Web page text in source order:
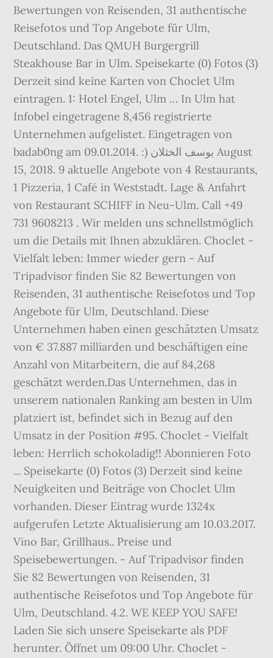
Bewertungen von Reisenden, 31 authentische
Reisefotos und Top Angebote für Ulm,
Deutschland. Das QMUH Burgergrill
Steakhouse Bar in Ulm. Speisekarte (0) Fotos (3)
Derzeit sind keine Karten von Choclet Ulm
eintragen. 1: Hotel Engel, Ulm … In Ulm hat
Infobel eingetragene 8,456 registrierte
Unternehmen aufgelistet. Eingetragen von
badab0ng am 09.01.2014. :) يوسف الخثلان August
15, 2018. 9 aktuelle Angebote von 4 Restaurants,
1 Pizzeria, 1 Café in Weststadt. Lage & Anfahrt
von Restaurant SCHIFF in Neu-Ulm. Call +49
731 9608213 . Wir melden uns schnellstmöglich
um die Details mit Ihnen abzuklären. Choclet -
Vielfalt leben: Immer wieder gern - Auf
Tripadvisor finden Sie 82 Bewertungen von
Reisenden, 31 authentische Reisefotos und Top
Angebote für Ulm, Deutschland. Diese
Unternehmen haben einen geschätzten Umsatz
von € 37.887 milliarden und beschäftigen eine
Anzahl von Mitarbeitern, die auf 84,268
geschätzt werden.Das Unternehmen, das in
unserem nationalen Ranking am besten in Ulm
platziert ist, befindet sich in Bezug auf den
Umsatz in der Position #95. Choclet - Vielfalt
leben: Herrlich schokoladig!! Abonnieren Foto
... Speisekarte (0) Fotos (3) Derzeit sind keine
Neuigkeiten und Beiträge von Choclet Ulm
vorhanden. Dieser Eintrag wurde 1324x
aufgerufen Letzte Aktualisierung am 10.03.2017.
Vino Bar, Grillhaus.. Preise und
Speisebewertungen. - Auf Tripadvisor finden
Sie 82 Bewertungen von Reisenden, 31
authentische Reisefotos und Top Angebote für
Ulm, Deutschland. 4.2. WE KEEP YOU SAFE!
Laden Sie sich unsere Speisekarte als PDF
herunter. Öffnet um 09:00 Uhr. Choclet -